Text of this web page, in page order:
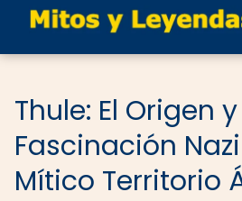
Thule: El Origen
Fascinación
Mítico Territorio